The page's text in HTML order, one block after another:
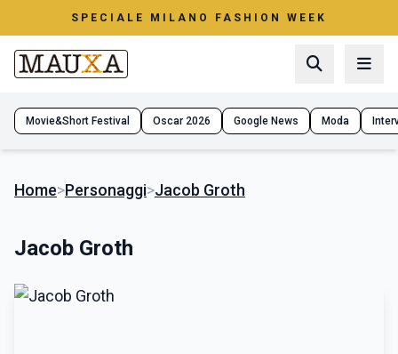
SPECIALE MILANO FASHION WEEK
Movie&Short Festival Oscar 2026 Google News Moda
Home>Personaggi>Jacob Groth
Jacob Groth